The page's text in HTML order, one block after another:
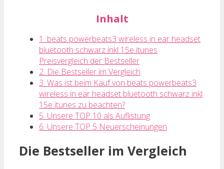
Inhalt
1. beats powerbeats3 wireless in ear headset
bluetooth schwarz inkl 15e itunes
Preisvergleich der Bestseller
2. Die Bestseller im Vergleich
3. Was ist beim Kauf von beats powerbeats3
wireless in ear headset bluetooth schwarz inkl
15e itunes zu beachten?
5. Unsere TOP 10 als Auflistung
6. Unsere TOP 5 Neuerscheinungen
Die Bestseller im Vergleich